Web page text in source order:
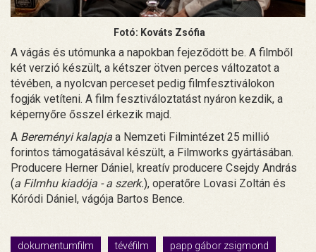
Fotó: Kováts Zsófia
A vágás és utómunka a napokban fejeződött be. A filmből
két verzió készült, a kétszer ötven perces változatot a
tévében, a nyolcvan perceset pedig filmfesztiválokon
fogják vetíteni. A film fesztiváloztatást nyáron kezdik, a
képernyőre ősszel érkezik majd.
A Bereményi kalapja a Nemzeti Filmintézet 25 millió
forintos támogatásával készült, a Filmworks gyártásában.
Producere Herner Dániel, kreatív producere Csejdy András
(a Filmhu kiadója - a szerk.), operatőre Lovasi Zoltán és
Kóródi Dániel, vágója Bartos Bence.
dokumentumfilm tévéfilm
papp gábor zsigmond